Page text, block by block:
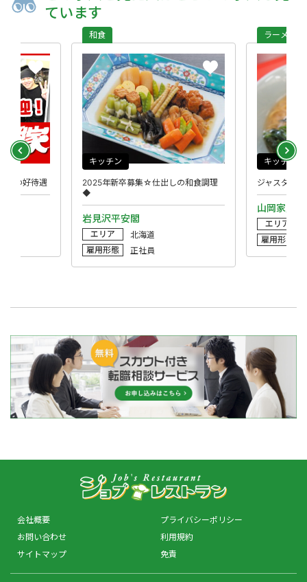
ています
得の好待遇
岩見沢平安閣
2025年新卒募集☆仕出しの和食調理
◆
和食
キッチン
エリア
北海道
雇用形態
正社員
山岡家／
ジャスダッ
ラーメン
キッチン
エリア
雇用形態
会社概要
お問い合わせ
サイトマップ
プライバシーポリシー
利用規約
免責